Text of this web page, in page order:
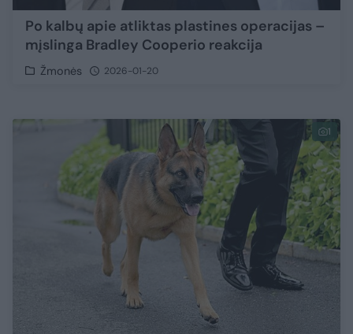
Po kalbų apie atliktas plastines operacijas –
mįslinga Bradley Cooperio reakcija
Žmonės 2026-01-20
1